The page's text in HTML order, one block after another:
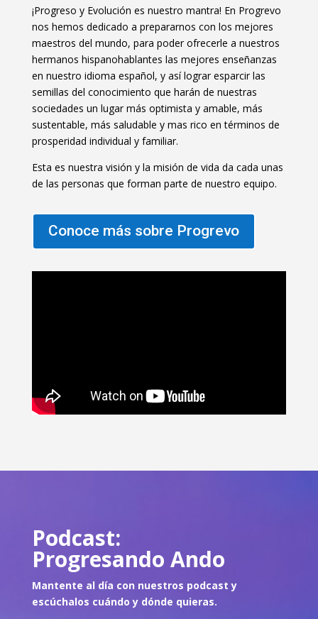
¡Progreso y Evolución es nuestro mantra! En Progrevo
nos hemos dedicado a prepararnos con los mejores
maestros del mundo, para poder ofrecerle a nuestros
hermanos hispanohablantes las mejores enseñanzas
en nuestro idioma español, y así lograr esparcir las
semillas del conocimiento que harán de nuestras
sociedades un lugar más optimista y amable, más
sustentable, más saludable y mas rico en términos de
prosperidad individual y familiar.
Esta es nuestra visión y la misión de vida da cada unas
de las personas que forman parte de nuestro equipo.
Conoce más sobre Progrevo
Podcast:
Progresando Ando
Mantente al día con nuestros podcast y
escúchalos cuándo y dónde quieras.